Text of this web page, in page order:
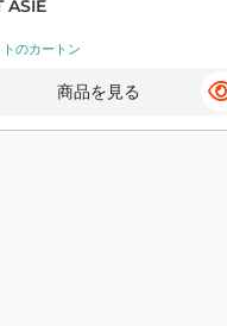
ASIE
トのカートン
商品を見る